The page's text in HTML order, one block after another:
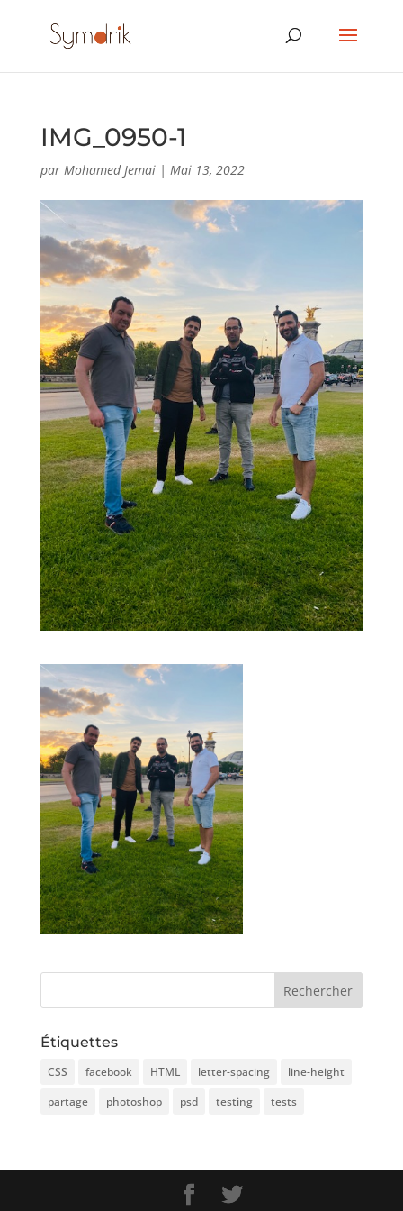
IMG_0950-1
par Mohamed Jemai| Mai 13, 2022
Étiquettes
CSS facebook HTML letter-spacing
line-height
partage
photoshop psd testing tests